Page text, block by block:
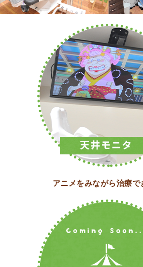
アニメをみながら治療で